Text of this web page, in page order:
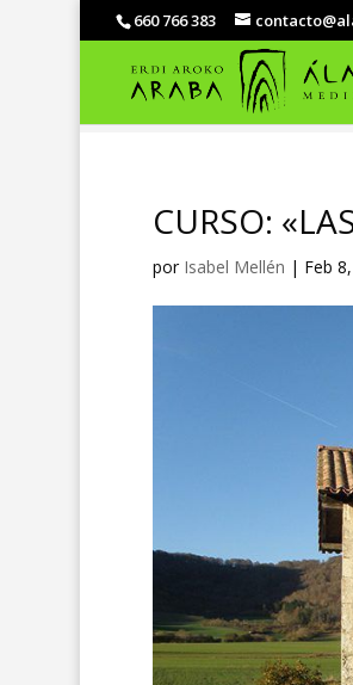
660 766 383
CURSO:
por Isabel Mellén | Feb